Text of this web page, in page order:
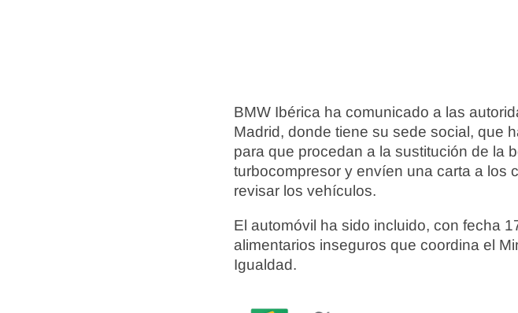
BMW Ibérica ha comunicado a las
Madrid, donde tiene su sede social, que
para que procedan a la sustitución de la
turbocompresor y envíen una carta a los
revisar los vehículos.
El automóvil ha sido incluido, con fecha
alimentarios inseguros que coordina el
Igualdad.